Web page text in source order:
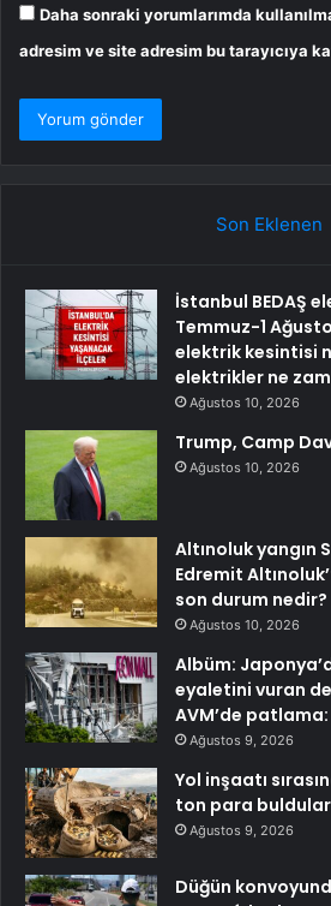
Daha sonraki yorumlarımda
adresim ve site adresim bu tarayıcıya
Son Eklenen
İstanbul BEDAŞ
Temmuz-1
elektrik kesintisi
elektrikler ne
Ağustos 10, 2026
Trump, Camp
Ağustos 10, 2026
Altınoluk yangın
Edremit
son durum nedir?
Ağustos 10, 2026
Albüm:
eyaletini vuran
AVM’de
Ağustos 9, 2026
Yol inşaatı
ton para buldular
Ağustos 9, 2026
Düğün